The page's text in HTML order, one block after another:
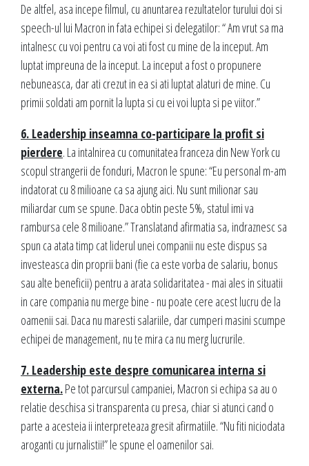
De altfel, asa incepe filmul, cu anuntarea rezultatelor turului doi si
speech-ul lui Macron in fata echipei si delegatilor: “ Am vrut sa ma
intalnesc cu voi pentru ca voi ati fost cu mine de la inceput. Am
luptat impreuna de la inceput. La inceput a fost o propunere
nebuneasca, dar ati crezut in ea si ati luptat alaturi de mine. Cu
primii soldati am pornit la lupta si cu ei voi lupta si pe viitor.”
6. Leadership inseamna co-participare la profit si
pierdere. La intalnirea cu comunitatea franceza din New York cu
scopul strangerii de fonduri, Macron le spune: “Eu personal m-am
indatorat cu 8 milioane ca sa ajung aici. Nu sunt milionar sau
miliardar cum se spune. Daca obtin peste 5%, statul imi va
rambursa cele 8 milioane.” Translatand afirmatia sa, indraznesc sa
spun ca atata timp cat liderul unei companii nu este dispus sa
investeasca din proprii bani (fie ca este vorba de salariu, bonus
sau alte beneficii) pentru a arata solidaritatea - mai ales in situatii
in care compania nu merge bine - nu poate cere acest lucru de la
oamenii sai. Daca nu maresti salariile, dar cumperi masini scumpe
echipei de management, nu te mira ca nu merg lucrurile.
7. Leadership este despre comunicarea interna si
externa.Pe tot parcursul campaniei, Macron si echipa sa au o
relatie deschisa si transparenta cu presa, chiar si atunci cand o
parte a acesteia ii interpreteaza gresit afirmatiile. “Nu fiti niciodata
aroganti cu jurnalistii!” le spune el oamenilor sai.